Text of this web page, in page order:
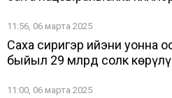
11:56, 06 марта 2025
Саха сиригэр ийэни уонна
быйыл 29 млрд солк
11:00, 06 марта 2025